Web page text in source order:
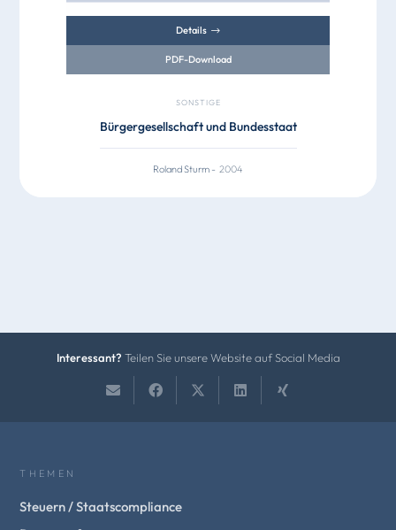
Details
PDF-Download
SONSTIGE
Bürgergesellschaft und Bundesstaat
Roland Sturm- 2004
Interessant? Teilen Sie unsere Website auf Social Media
THEMEN
Steuern / Staatscompliance